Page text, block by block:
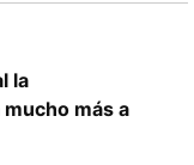
la
más a